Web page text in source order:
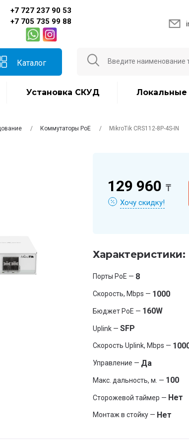
+7 727 237 90 53
+7 705 735 99 88
Каталог
Установка СКУД Локальные
Коммутаторы PoE MikroTik CRS112-8P-4S-IN
129 960 ₸
Хочу скидку!
Характеристики:
Порты PoE — 8
Скорость, Mbps — 1000
Бюджет PoE — 160W
Uplink — SFP
Скорость Uplink, Mbps —
Управление — Да
Макс. дальность, м. — 100
Сторожевой таймер — Нет
Монтаж в стойку — Нет